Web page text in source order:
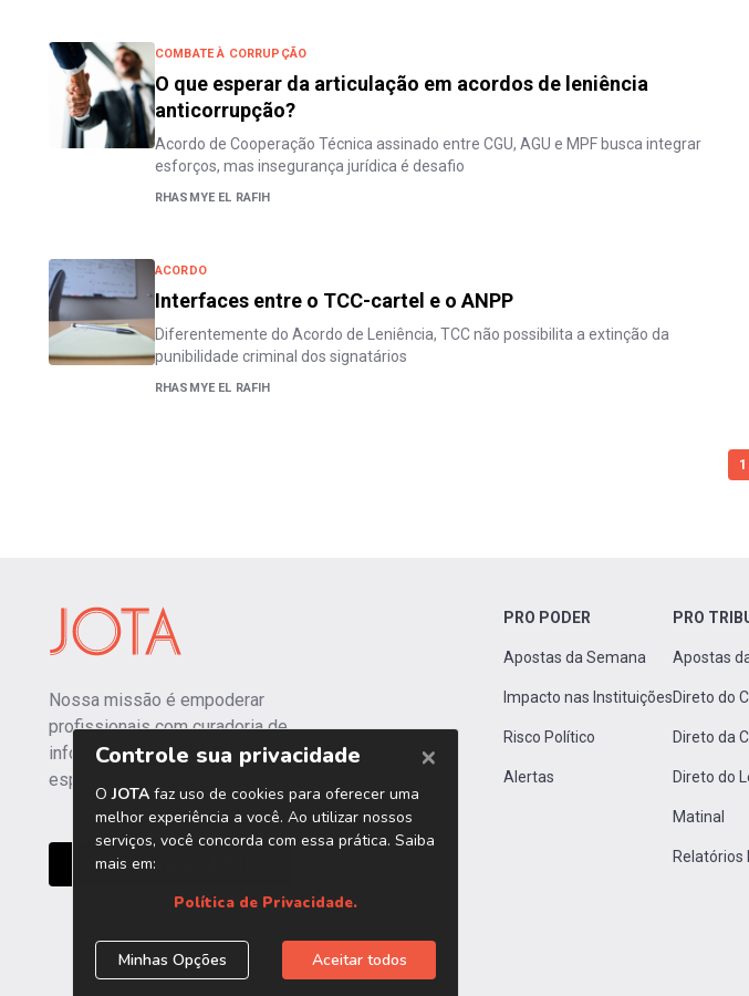
COMBATE À CORRUPÇÃO
O que esperar da articulação em acordos de leniência
anticorrupção?
Acordo de Cooperação Técnica assinado entre CGU, AGU e MPF busca integrar
esforços, mas insegurança jurídica é desafio
RHASMYE EL RAFIH
ACORDO
Interfaces entre o TCC-cartel e o ANPP
Diferentemente do Acordo de Leniência, TCC não possibilita a extinção da
punibilidade criminal dos signatários
RHASMYE EL RAFIH
1
Nossa missão é empoderar
profissionais com curadoria de
informações independentes e
especializadas.
CONHEÇA O JOTA PRO
PRO PODER
Apostas da Semana
Impacto nas Instituições
Risco Político
Alertas
PRO
Apostas
Direto do
Direto da
Direto do
Matinal
Relatórios